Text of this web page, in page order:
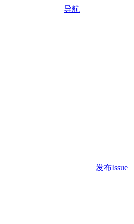
导航
发布Issue